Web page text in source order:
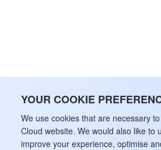
YOUR COOKIE
We use cookies that are necessary
Cloud website. We would also like to
improve your experience, optimise